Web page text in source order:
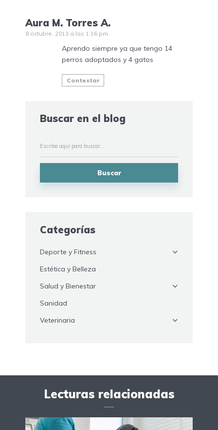
Aura M. Torres A.
8 octubre, 2013 a las 1:16 pm
Aprendo siempre ya que tengo 14
perros adoptados y 4 gatos
Contestar
Buscar en el blog
Buscar
Categorías
Deporte y Fitness
Estética y Belleza
Salud y Bienestar
Sanidad
Veterinaria
Lecturas relacionadas